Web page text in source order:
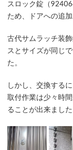
スロック錠（
ため、ドアへの追
古代サムラッチ装
スとサイズが同じ
た。
しかし、交換する
取付作業は少々時
ることが出来ました